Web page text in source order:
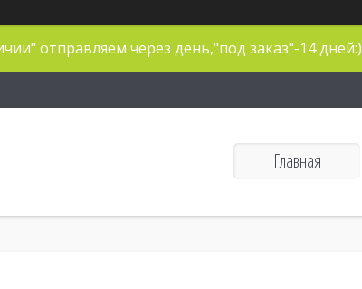
отправляем через день,"под заказ"-14 дней:)
Главная